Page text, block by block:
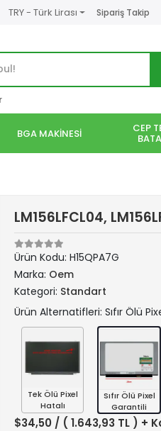
TRY - Türk Lirası Sipariş Takip
BGA MAKİNESİ CEP
LM156LFCL04,
Ürün Kodu: H15QPA7G
Marka: Oem
Kategori: Standart
Ürün Alternatifleri: Sıfır Ölü
Tek Ölü Pixel
Hatalı
Sıfır Ölü Pixel
Garantili
$34,50 / ( 1.643,93 TL ) +